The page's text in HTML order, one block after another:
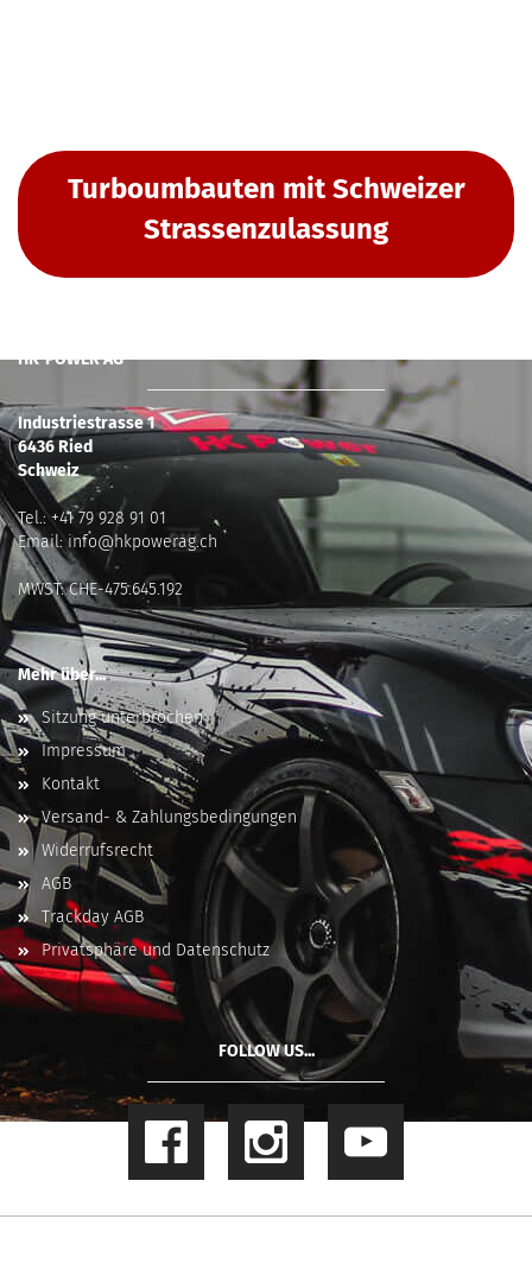
Turboumbauten mit Schweizer
Strassenzulassung
HK-POWER AG
Industriestrasse 1
6436 Ried
Schweiz
Tel.:+41 79 928 91 01
Email:info@hkpowerag.ch
MWST: CHE-475.645.192
Mehr über...
Sitzung unterbrochen
Impressum
Kontakt
Versand- & Zahlungsbedingungen
Widerrufsrecht
AGB
Trackday AGB
Privatsphäre und Datenschutz
FOLLOW US...